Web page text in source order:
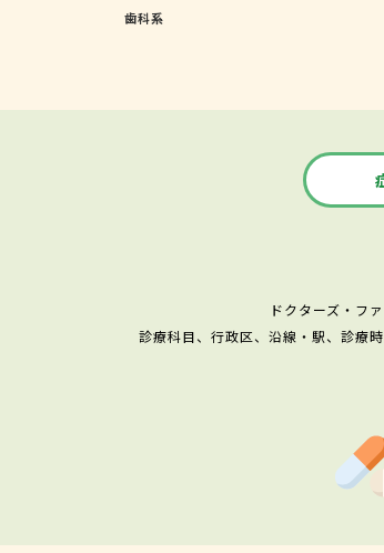
歯科系
ドクターズ・フ
診療科目、行政区、沿線・駅、診療